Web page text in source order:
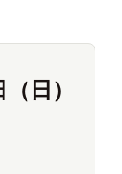
日）